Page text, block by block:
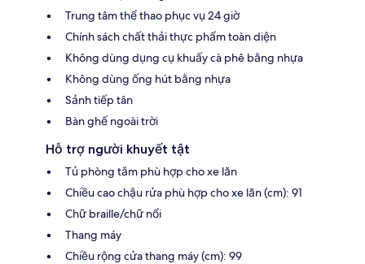
Trung tâm thể thao phục vụ 24 giờ
Chính sách chất thải thực phẩm toàn diện
Không dùng dụng cụ khuấy cà phê bằng nhựa
Không dùng ống hút bằng nhựa
Sảnh tiếp tân
Bàn ghế ngoài trời
Hỗ trợ người khuyết tật
Tủ phòng tắm phù hợp cho xe lăn
Chiều cao chậu rửa phù hợp cho xe lăn (cm): 91
Chữ braille/chữ nổi
Thang máy
Chiều rộng cửa thang máy (cm): 99